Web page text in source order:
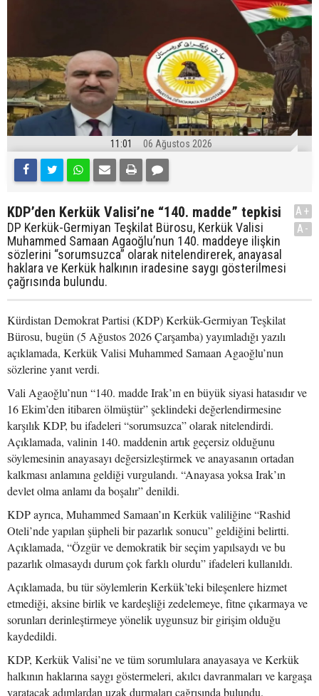
11:01 06 Ağustos 2026
KDP’den Kerkük Valisi’ne “140. madde” tepkisi
DP Kerkük-Germiyan Teşkilat Bürosu, Kerkük Valisi
Muhammed Samaan Agaoğlu’nun 140. maddeye ilişkin
sözlerini “sorumsuzca” olarak nitelendirerek, anayasal
haklara ve Kerkük halkının iradesine saygı gösterilmesi
çağrısında bulundu.
A+
A-
Kürdistan Demokrat Partisi (KDP) Kerkük-Germiyan Teşkilat
Bürosu, bugün (5 Ağustos 2026 Çarşamba) yayımladığı yazılı
açıklamada, Kerkük Valisi Muhammed Samaan Agaoğlu’nun
sözlerine yanıt verdi.
Vali Agaoğlu’nun “140. madde Irak’ın en büyük siyasi hatasıdır ve
16 Ekim’den itibaren ölmüştür” şeklindeki değerlendirmesine
karşılık KDP, bu ifadeleri “sorumsuzca” olarak nitelendirdi.
Açıklamada, valinin 140. maddenin artık geçersiz olduğunu
söylemesinin anayasayı değersizleştirmek ve anayasanın ortadan
kalkması anlamına geldiği vurgulandı. “Anayasa yoksa Irak’ın
devlet olma anlamı da boşalır” denildi.
KDP ayrıca, Muhammed Samaan’ın Kerkük valiliğine “Rashid
Oteli’nde yapılan şüpheli bir pazarlık sonucu” geldiğini belirtti.
Açıklamada, “Özgür ve demokratik bir seçim yapılsaydı ve bu
pazarlık olmasaydı durum çok farklı olurdu” ifadeleri kullanıldı.
Açıklamada, bu tür söylemlerin Kerkük’teki bileşenlere hizmet
etmediği, aksine birlik ve kardeşliği zedelemeye, fitne çıkarmaya ve
sorunları derinleştirmeye yönelik uygunsuz bir girişim olduğu
kaydedildi.
KDP, Kerkük Valisi’ne ve tüm sorumlulara anayasaya ve Kerkük
halkının haklarına saygı göstermeleri, akılcı davranmaları ve kargaşa
yaratacak adımlardan uzak durmaları çağrısında bulundu.